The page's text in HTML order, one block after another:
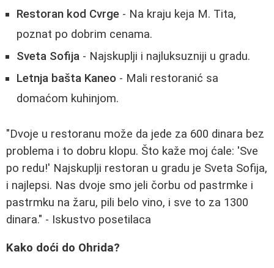
Restoran kod Cvrge - Na kraju keja M. Tita,
poznat po dobrim cenama.
Sveta Sofija - Najskuplji i najluksuzniji u gradu.
Letnja bašta Kaneo - Mali restoranić sa
domaćom kuhinjom.
"Dvoje u restoranu može da jede za 600 dinara bez
problema i to dobru klopu. Što kaže moj ćale: 'Sve
po redu!' Najskuplji restoran u gradu je Sveta Sofija,
i najlepsi. Nas dvoje smo jeli čorbu od pastrmke i
pastrmku na žaru, pili belo vino, i sve to za 1300
dinara." - Iskustvo posetilaca
Kako doći do Ohrida?